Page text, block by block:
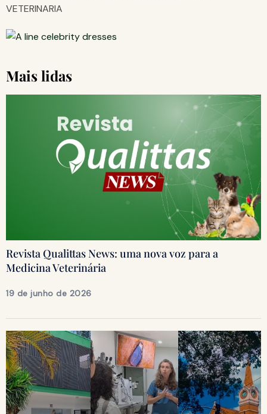
VETERINARIA
Mais lidas
Revista Qualittas News: uma nova voz para a
Medicina Veterinária
19 de junho de 2026